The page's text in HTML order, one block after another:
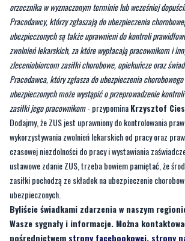
orzecznika w wyznaczonym terminie lub wcześniej
Pracodawcy, którzy zgłaszają do ubezpieczenia
ubezpieczonych są także uprawnieni do kontroli
zwolnień lekarskich, za które wypłacają pracownikom i
zleceniobiorcom zasiłki chorobowe, opiekuńcze oraz
Pracodawca, który zgłasza do ubezpieczenia
ubezpieczonych może wystąpić o przeprowadzenie
zasiłki jego pracownikom- przypominaKrzysztof
Dodajmy, że ZUS jest uprawniony do kontrolowania
wykorzystywania zwolnień lekarskich od pracy oraz
czasowej niezdolności do pracy i wystawiania
ustawowe zdanie ZUS, trzeba bowiem pamiętać, że
zasiłki pochodzą ze składek na ubezpieczenie
ubezpieczonych.
Byliście świadkami zdarzenia w naszym
Wasze sygnały i informacje. Można
pośrednictwem strony facebookowej, strony